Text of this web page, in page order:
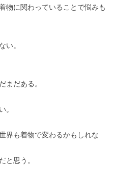
物に関わっていることで悩みも
い。
まだある。
。
界も着物で変わるかもしれな
と思う。